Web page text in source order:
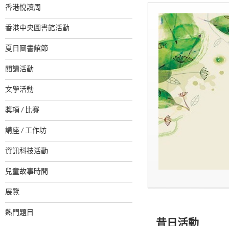
香港悅讀周
香港中央圖書館活動
夏日圖書館節
閱讀活動
文學活動
獎項 / 比賽
講座 / 工作坊
資訊科技活動
兒童故事時間
展覽
熱門題目
昔日活動